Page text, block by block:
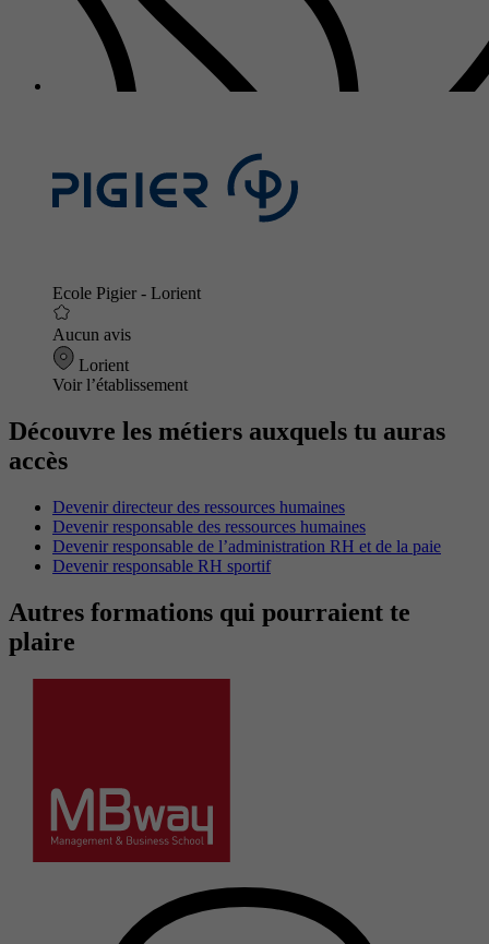
Ecole Pigier - Lorient
Aucun avis
Lorient
Voir l’établissement
Découvre les métiers auxquels tu auras
accès
Devenir directeur des ressources humaines
Devenir responsable des ressources humaines
Devenir responsable de l’administration RH et de la paie
Devenir responsable RH sportif
Autres formations qui pourraient te
plaire